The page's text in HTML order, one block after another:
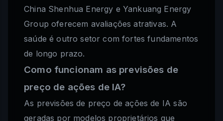
China Shenhua Energy e Yankuang Energy
Group oferecem avaliações atrativas. A
saúde é outro setor com fortes fundamentos
de longo prazo.
Como funcionam as previsões de
preço de ações de IA?
As previsões de preço de ações de IA são
geradas por modelos proprietários que